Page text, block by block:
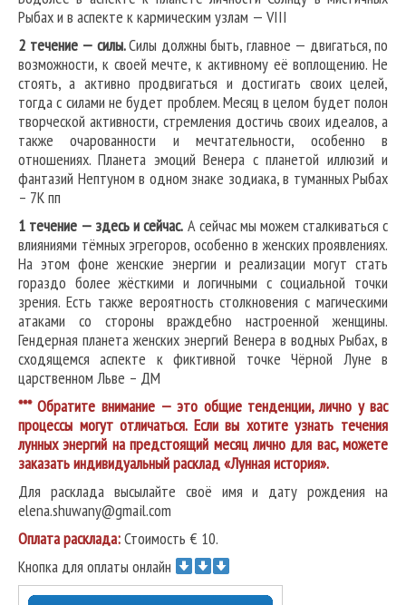
Рыбах и в аспекте к кармическим узлам — VIII
2 течение — силы.Силы должны быть, главное — двигаться, по
возможности, к своей мечте, к активному её воплощению. Не
стоять, а активно продвигаться и достигать своих целей,
тогда с силами не будет проблем. Месяц в целом будет полон
творческой активности, стремления достичь своих идеалов, а
также очарованности и мечтательности, особенно в
отношениях. Планета эмоций Венера с планетой иллюзий и
фантазий Нептуном в одном знаке зодиака, в туманных Рыбах
– 7К пп
1 течение — здесь и сейчас. А сейчас мы можем сталкиваться с
влияниями тёмных эгрегоров, особенно в женских проявлениях.
На этом фоне женские энергии и реализации могут стать
гораздо более жёсткими и логичными с социальной точки
зрения. Есть также вероятность столкновения с магическими
атаками со стороны враждебно настроенной женщины.
Гендерная планета женских энергий Венера в водных Рыбах, в
сходящемся аспекте к фиктивной точке Чёрной Луне в
царственном Льве – ДМ
*** Обратите внимание — это общие тенденции, лично у вас
процессы могут отличаться. Если вы хотите узнать течения
лунных энергий на предстоящий месяц лично для вас, можете
заказать индивидуальный расклад «Лунная история».
Для расклада высылайте своё имя и дату рождения на
elena.shuwany@gmail.com
Оплата расклада:Стоимость € 10.
Кнопка для оплаты онлайн